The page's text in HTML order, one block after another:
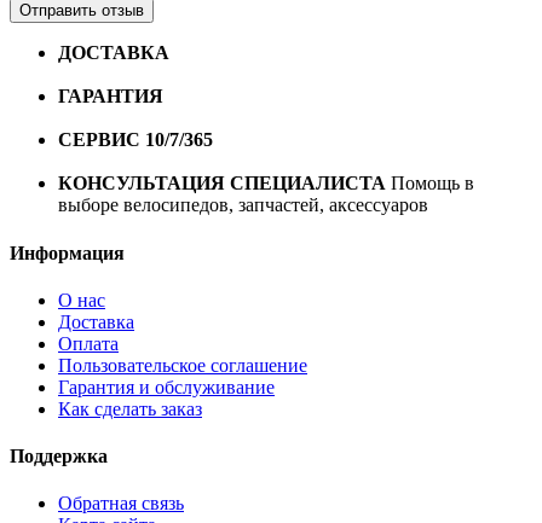
Отправить отзыв
ДОСТАВКА
ГАРАНТИЯ
СЕРВИС 10/7/365
КОНСУЛЬТАЦИЯ СПЕЦИАЛИСТА Помощь в
выборе велосипедов, запчастей, аксессуаров
Информация
О нас
Доставка
Оплата
Пользовательское соглашение
Гарантия и обслуживание
Как сделать заказ
Поддержка
Обратная связь